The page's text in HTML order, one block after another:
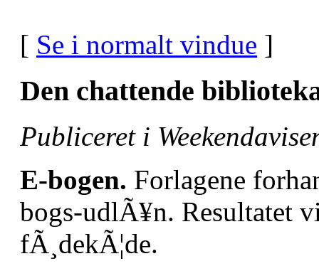
[ Se i normalt vindue ]
Den chattende
Publiceret i
E-bogen. Forlagene
bogs-udlÃ¥n. Resultatet
fÃ¸dekÃ¦de.